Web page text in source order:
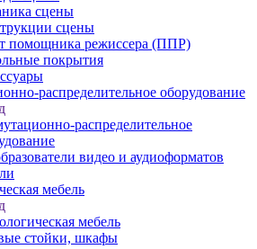
сцены
сцены
помощника режиссера (ППР)
покрытия
распределительное оборудование
распределительное
видео и аудиоформатов
мебель
мебель
стойки, шкафы